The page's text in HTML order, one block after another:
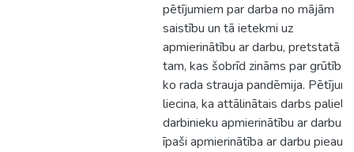
pētījumiem par darba no mājām
saistību un tā ietekmi uz
apmierinātību ar darbu, pretstatā
tam, kas šobrīd zināms par
ko rada strauja pandēmija.
liecina, ka attālinātais darbs
darbinieku apmierinātību ar darbu.
īpaši apmierinātība ar darbu pieaug